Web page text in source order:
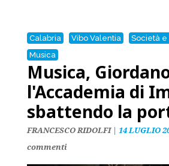
Calabria Vibo Valentia
Società e
Musica
Musica,
l'Accademia di
sbattendo la
FRANCESCO RIDOLFI| 14 LUGLIO
commenti